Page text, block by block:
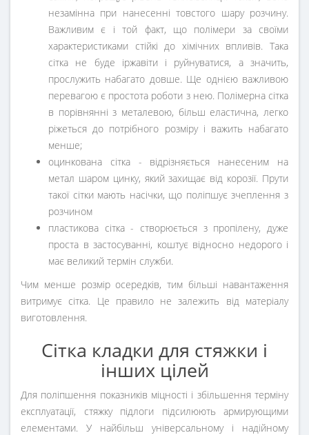
незамінна при нанесенні товстого шару розчину.
Важливим є і той факт, що полімери за своїми
характеристиками стійкі до хімічних впливів. Така
сітка не буде іржавіти і руйнуватися, а значить,
прослужить набагато довше. Ще однією важливою
перевагою є простота роботи з нею. Полімерна сітка
в порівнянні з металевою, більш еластична, легко
ріжеться до потрібного розміру і важить набагато
менше;
оцинкована сітка - відрізняється нанесеним на
метал шаром цинку, який захищає від корозії. Прути
такої сітки мають насічки, що поліпшує зчеплення з
розчином
пластикова сітка - створюється з пропілену, дуже
проста в застосуванні, коштує відносно недорого і
має великий термін служби.
Чим менше розмір осередків, тим більші навантаження
витримує сітка. Це правило не залежить від матеріалу
виготовлення.
Сітка кладки для стяжки і
інших цілей
Для поліпшення показників міцності і збільшення терміну
експлуатації, стяжку підлоги підсилюють армирующими
елементами. У найбільш універсальному і надійному